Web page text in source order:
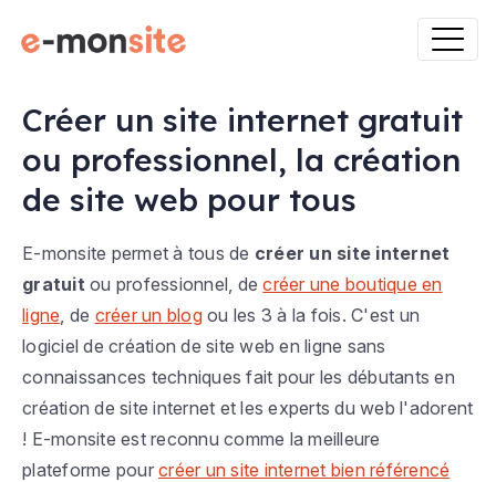
Créer un site internet gratuit
ou professionnel, la création
de site web pour tous
E-monsite permet à tous de créer un site internet
gratuit ou professionnel, decréer une boutique en
ligne , de créer un blogou les 3 à la fois. C'est un
logiciel de création de site web en ligne sans
connaissances techniques fait pour les débutants en
création de site internet et les experts du web l'adorent
! E-monsite est reconnu comme la meilleure
plateforme pour créer un site internet bien référencé